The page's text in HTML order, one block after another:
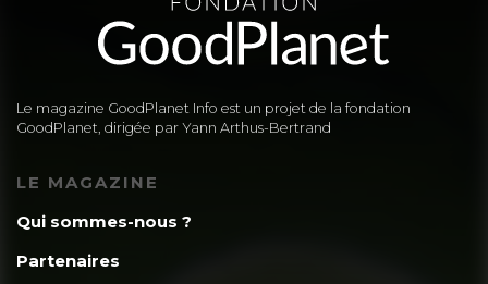
Le magazine GoodPlanet Info est un projet de la fondation
GoodPlanet, dirigée par Yann Arthus-Bertrand
LE MAGAZINE
Qui sommes-nous ?
Partenaires